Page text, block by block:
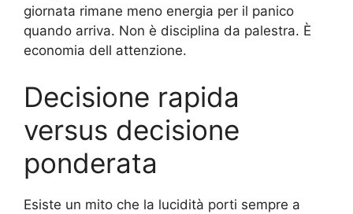
giornata rimane meno energia per il panico
quando arriva. Non è disciplina da palestra. È
economia dell attenzione.
Decisione rapida
versus decisione
ponderata
Esiste un mito che la lucidità porti sempre a